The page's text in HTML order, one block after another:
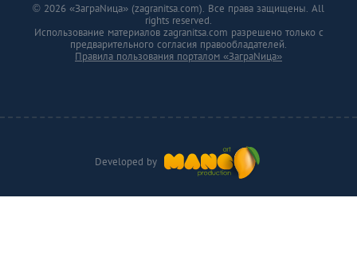
Developed by
© 2026 «ЗаграNица» (zagranitsa.com). Все права защищены. All
rights reserved.
Использование материалов zagranitsa.com разрешено только с
предварительного согласия правообладателей.
Правила пользования порталом «ЗаграNица»